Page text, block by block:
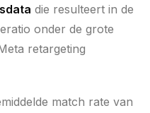
die resulteert in de
onder de grote
retargeting
match rate van